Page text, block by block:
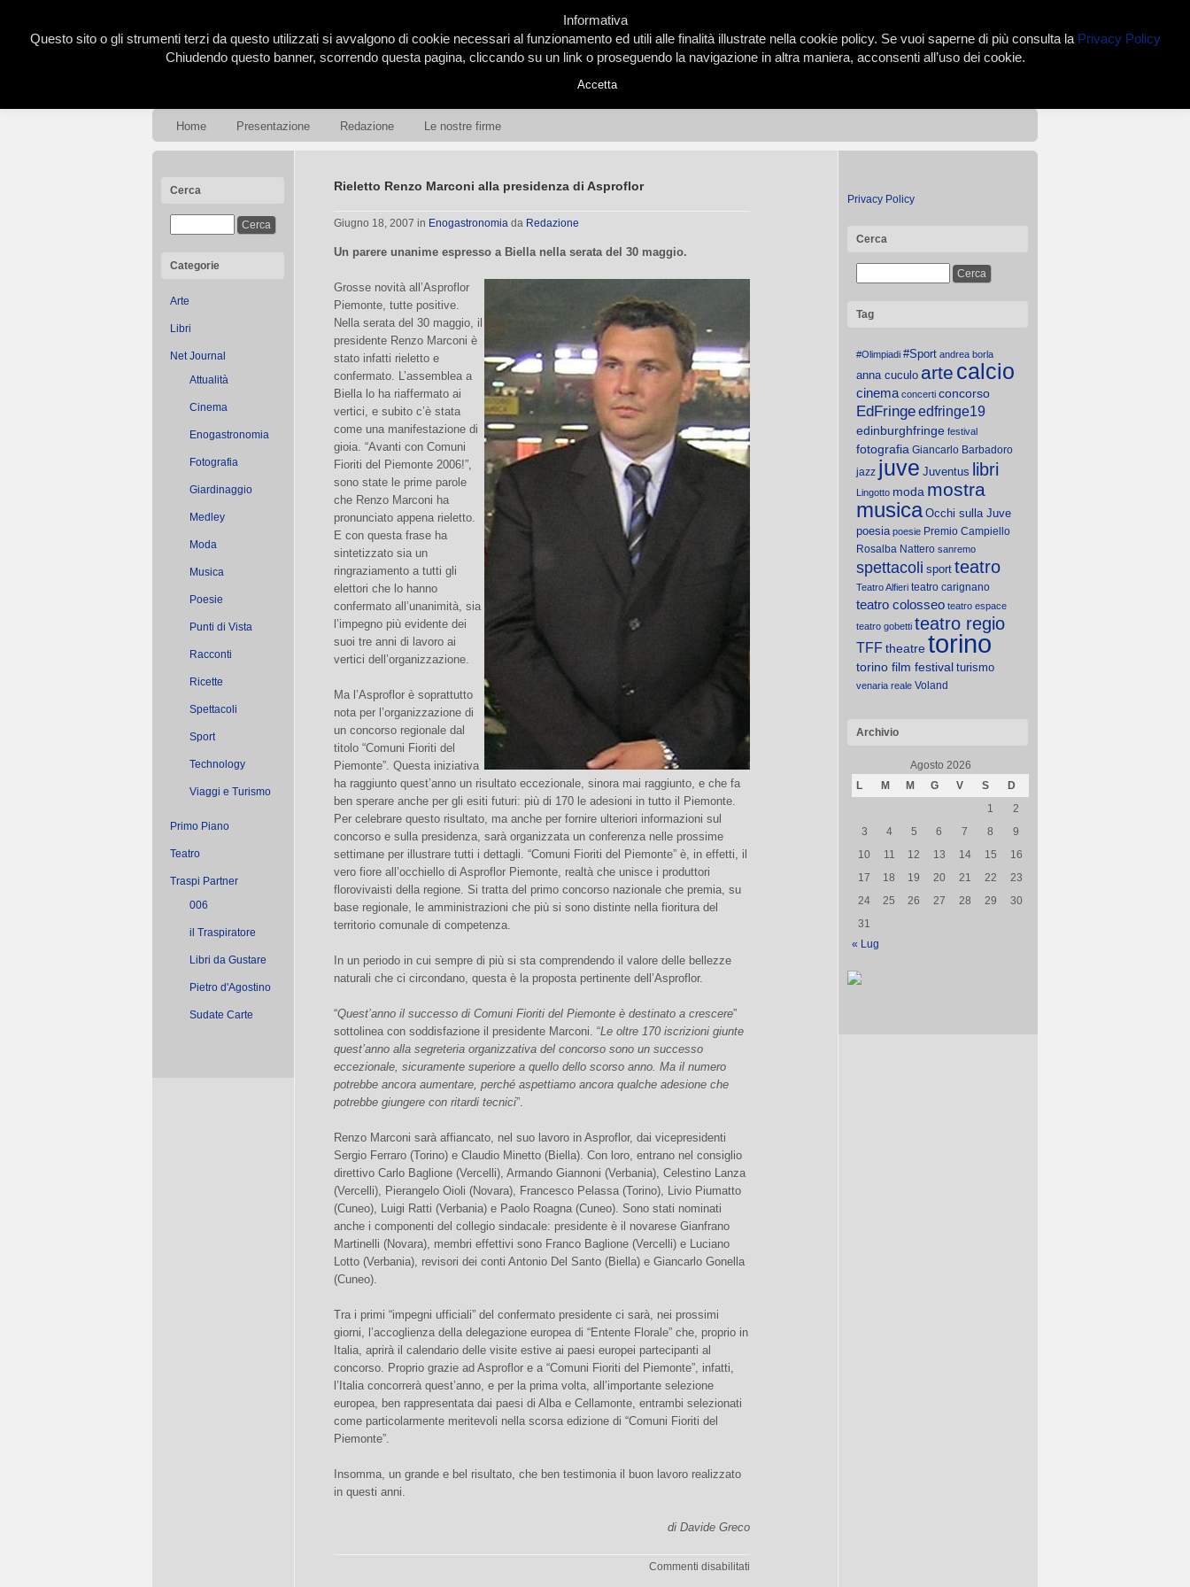
Home Presentazione Redazione Le nostre firme
Cerca
Categorie
Arte
Libri
Net Journal
Attualità
Cinema
Enogastronomia
Fotografia
Giardinaggio
Medley
Moda
Musica
Poesie
Punti di Vista
Racconti
Ricette
Spettacoli
Sport
Technology
Viaggi e Turismo
Primo Piano
Teatro
Traspi Partner
006
il Traspiratore
Libri da Gustare
Pietro d'Agostino
Sudate Carte
Rieletto Renzo Marconi alla presidenza di Asproflor
Giugno 18, 2007 in Enogastronomia da Redazione
Un parere unanime espresso a Biella nella serata del 30 maggio.
Grosse novità all’Asproflor
Piemonte, tutte positive.
Nella serata del 30 maggio, il
presidente Renzo Marconi è
stato infatti rieletto e
confermato. L’assemblea a
Biella lo ha riaffermato ai
vertici, e subito c’è stata
come una manifestazione di
gioia. “Avanti con Comuni
Fioriti del Piemonte 2006!”,
sono state le prime parole
che Renzo Marconi ha
pronunciato appena rieletto.
E con questa frase ha
sintetizzato sia un
ringraziamento a tutti gli
elettori che lo hanno
confermato all’unanimità, sia
l’impegno più evidente dei
suoi tre anni di lavoro ai
vertici dell’organizzazione.
Ma l’Asproflor è soprattutto
nota per l’organizzazione di
un concorso regionale dal
titolo “Comuni Fioriti del
Piemonte”. Questa iniziativa
ha raggiunto quest’anno un risultato eccezionale, sinora mai raggiunto, e che fa
ben sperare anche per gli esiti futuri: più di 170 le adesioni in tutto il Piemonte.
Per celebrare questo risultato, ma anche per fornire ulteriori informazioni sul
concorso e sulla presidenza, sarà organizzata un conferenza nelle prossime
settimane per illustrare tutti i dettagli. “Comuni Fioriti del Piemonte” è, in effetti, il
vero fiore all’occhiello di Asproflor Piemonte, realtà che unisce i produttori
florovivaisti della regione. Si tratta del primo concorso nazionale che premia, su
base regionale, le amministrazioni che più si sono distinte nella fioritura del
territorio comunale di competenza.
In un periodo in cui sempre di più si sta comprendendo il valore delle bellezze
naturali che ci circondano, questa è la proposta pertinente dell’Asproflor.
“Quest’anno il successo di Comuni Fioriti del Piemonte è destinato a crescere”
sottolinea con soddisfazione il presidente Marconi. “Le oltre 170 iscrizioni giunte
quest’anno alla segreteria organizzativa del concorso sono un successo
eccezionale, sicuramente superiore a quello dello scorso anno. Ma il numero
potrebbe ancora aumentare, perché aspettiamo ancora qualche adesione che
potrebbe giungere con ritardi tecnici”.
Renzo Marconi sarà affiancato, nel suo lavoro in Asproflor, dai vicepresidenti
Sergio Ferraro (Torino) e Claudio Minetto (Biella). Con loro, entrano nel consiglio
direttivo Carlo Baglione (Vercelli), Armando Giannoni (Verbania), Celestino Lanza
(Vercelli), Pierangelo Oioli (Novara), Francesco Pelassa (Torino), Livio Piumatto
(Cuneo), Luigi Ratti (Verbania) e Paolo Roagna (Cuneo). Sono stati nominati
anche i componenti del collegio sindacale: presidente è il novarese Gianfrano
Martinelli (Novara), membri effettivi sono Franco Baglione (Vercelli) e Luciano
Lotto (Verbania), revisori dei conti Antonio Del Santo (Biella) e Giancarlo Gonella
(Cuneo).
Tra i primi “impegni ufficiali” del confermato presidente ci sarà, nei prossimi
giorni, l’accoglienza della delegazione europea di “Entente Florale” che, proprio in
Italia, aprirà il calendario delle visite estive ai paesi europei partecipanti al
concorso. Proprio grazie ad Asproflor e a “Comuni Fioriti del Piemonte”, infatti,
l’Italia concorrerà quest’anno, e per la prima volta, all’importante selezione
europea, ben rappresentata dai paesi di Alba e Cellamonte, entrambi selezionati
come particolarmente meritevoli nella scorsa edizione di “Comuni Fioriti del
Piemonte”.
Insomma, un grande e bel risultato, che ben testimonia il buon lavoro realizzato
in questi anni.
di Davide Greco
Commenti disabilitati
Privacy Policy
Cerca
Tag
#Olimpiadi #Sport andrea borla
anna cuculo arte calcio
cinema concerti concorso
EdFringeedfringe19
edinburghfringe festival
fotografia Giancarlo Barbadoro
jazz juve Juventus libri
Lingotto moda mostra
musica Occhi sulla Juve
poesia poesie Premio Campiello
Rosalba Nattero sanremo
spettacoli sport teatro
Teatro Alfieri teatro carignano
teatro colosseo teatro espace
teatro gobetti teatro regio
TFFtheatretorino
torino film festival turismo
venaria reale Voland
Archivio
Agosto 2026
L
M M G V S
D
1
2
3
4 5 6 7 8
9
10
11 12 13 14 15
16
17
18 19 20 21 22
23
24
25 26 27 28 29
30
31
« Lug
Informativa
Questo sito o gli strumenti terzi da questo utilizzati si avvalgono di cookie necessari al funzionamento ed utili alle finalità illustrate nella cookie policy. Se vuoi saperne di più consulta la Privacy Policy
Chiudendo questo banner, scorrendo questa pagina, cliccando su un link o proseguendo la navigazione in altra maniera, acconsenti all’uso dei cookie.
Accetta